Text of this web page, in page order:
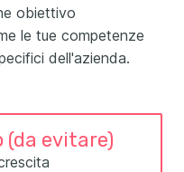
obiettivo
le tue competenze
dell'azienda.
(da evitare)